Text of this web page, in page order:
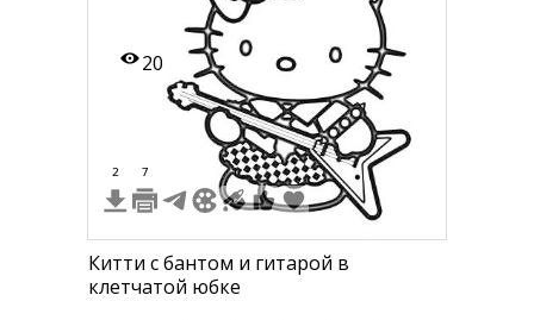
20
2 7 1
Китти с бантом и гитарой в
клетчатой юбке